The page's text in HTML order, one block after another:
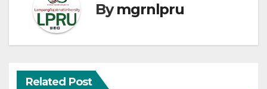
Bymgrnlpru
Related Post